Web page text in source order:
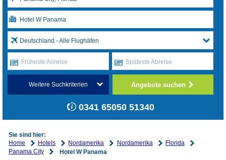
Deutschland - Alle Flughäfen
Früheste Anreise Späteste Abreise
Weitere Suchkriterien Angebote suchen
0341 65050 51340
Sie sind hier:
Home
Hotels Nordamerika Nordamerika
Florida
Panama City
Hotel W Panama